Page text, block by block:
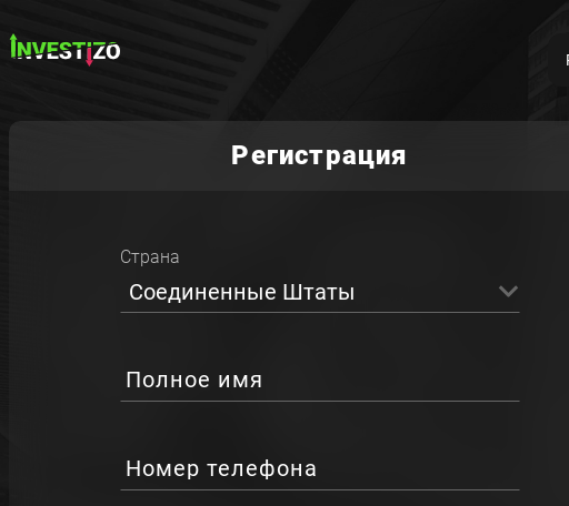
Регистрация
Страна
Соединенные Штаты
Полное имя
Номер телефона